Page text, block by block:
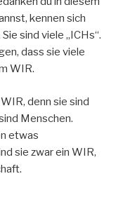
kennen sich
sind viele „ICHs“.
dass sie viele
WIR.
denn sie sind
Menschen.
etwas
sie zwar ein WIR,